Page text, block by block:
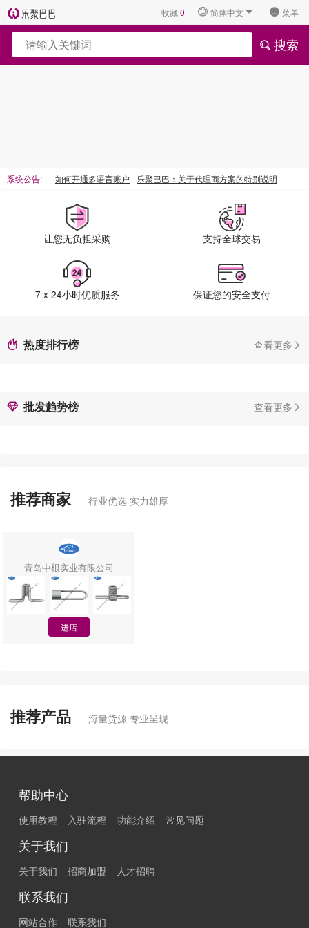
收藏0 简体中文 菜单
搜索
系统公告 如何开通多语言账户 乐聚巴巴：关于代理商方案的特别说明
让您无负担采购 支持全球交易
7 x 24小时优质服务 保证您的安全支付
热度排行榜 查看更多
批发趋势榜 查看更多
推荐商家 行业优选 实力雄厚
青岛中根实业有限公司
进店
推荐产品 海量货源 专业呈现
帮助中心
使用教程 入驻流程 功能介绍 常见问题
关于我们
关于我们 招商加盟 人才招聘
联系我们
网站合作 联系我们